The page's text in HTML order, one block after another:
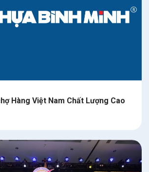
Hàng Việt Nam Chất Lượng Cao